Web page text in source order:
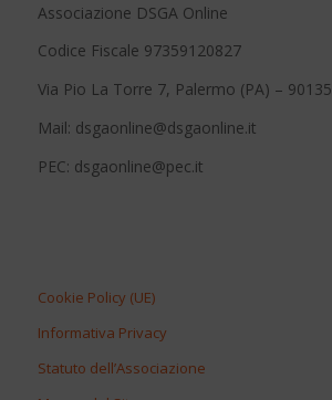
Associazione DSGA Online
Codice Fiscale 97359120827
Via Pio La Torre 7, Palermo (PA) – 90135
Mail: dsgaonline@dsgaonline.it
PEC: dsgaonline@pec.it
Cookie Policy (UE)
Informativa Privacy
Statuto dell’Associazione